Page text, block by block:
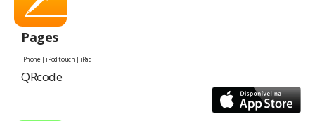
Pages
iPhone | iPod touch | iPad
QRcode